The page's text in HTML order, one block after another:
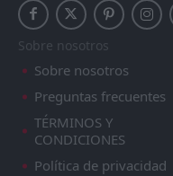
Sobre nosotros
Sobre nosotros
Preguntas frecuentes
TÉRMINOS Y
CONDICIONES
Política de privacidad